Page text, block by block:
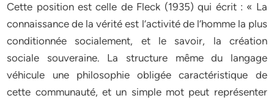
Cette position est celle de Fleck (1935) qui écrit : « La
connaissance de la vérité est l’activité de l’homme la plus
conditionnée socialement, et le savoir, la création
sociale souveraine. La structure même du langage
véhicule une philosophie obligée caractéristique de
cette communauté, et un simple mot peut représenter